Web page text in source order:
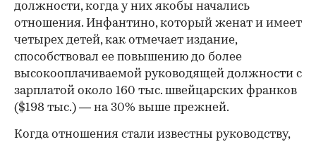
должности, когда у них якобы начались
отношения. Инфантино, который женат и имеет
четырех детей, как отмечает издание,
способствовал ее повышению до более
высокооплачиваемой руководящей должности с
зарплатой около 160 тыс. швейцарских франков
($198 тыс.) — на 30% выше прежней.
Когда отношения стали известны руководству,